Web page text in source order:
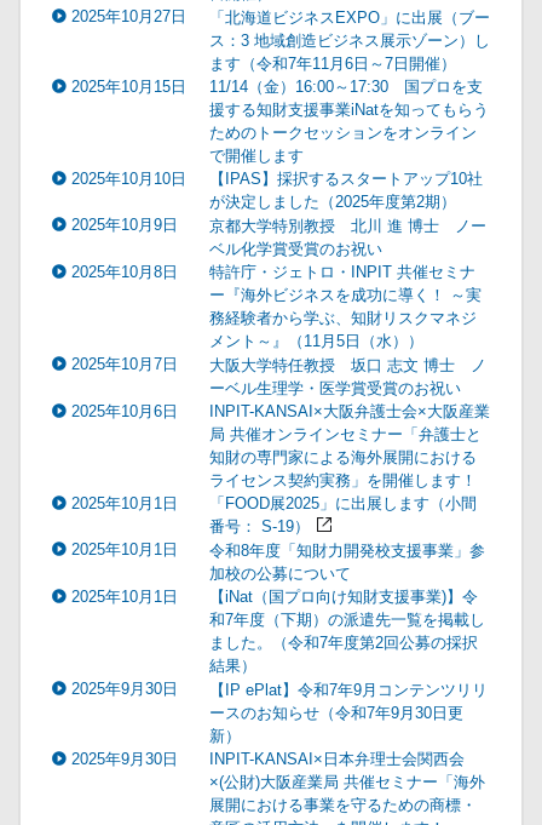
2025年10月27日
「北海道ビジネスEXPO」に出展（ブー
ス：3 地域創造ビジネス展示ゾーン）し
ます（令和7年11月6日～7日開催）
2025年10月15日
11/14（金）16:00～17:30 国プロを支
援する知財支援事業iNatを知ってもらう
ためのトークセッションをオンライン
で開催します
2025年10月10日
【IPAS】採択するスタートアップ10社
が決定しました（2025年度第2期）
2025年10月9日
京都大学特別教授 北川 進 博士 ノー
ベル化学賞受賞のお祝い
2025年10月8日
特許庁・ジェトロ・INPIT 共催セミナ
ー『海外ビジネスを成功に導く！ ～実
務経験者から学ぶ、知財リスクマネジ
メント～』（11月5日（水））
2025年10月7日
大阪大学特任教授 坂口 志文 博士 ノ
ーベル生理学・医学賞受賞のお祝い
2025年10月6日
INPIT-KANSAI×大阪弁護士会×大阪産業
局 共催オンラインセミナー「弁護士と
知財の専門家による海外展開における
ライセンス契約実務」を開催します！
2025年10月1日
「FOOD展2025」に出展します（小間
番号： S-19）
2025年10月1日
令和8年度「知財力開発校支援事業」参
加校の公募について
2025年10月1日
【iNat（国プロ向け知財支援事業)】令
和7年度（下期）の派遣先一覧を掲載し
ました。（令和7年度第2回公募の採択
結果）
2025年9月30日
【IP ePlat】令和7年9月コンテンツリリ
ースのお知らせ（令和7年9月30日更
新）
2025年9月30日
INPIT-KANSAI×日本弁理士会関西会
×(公財)大阪産業局 共催セミナー「海外
展開における事業を守るための商標・